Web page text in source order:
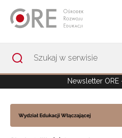
Newsletter ORE